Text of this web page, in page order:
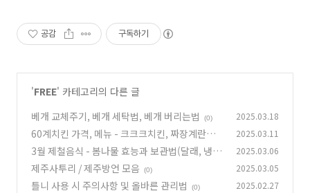
공감 구독하기
'FREE' 카테고리의 다른 글
베개 교체주기, 베개 세탁법, 베개 버리는법
(0) 2025.03.18
60계치킨 가격, 메뉴 - 크크크치킨, 짜장계란치
킨, 호랑이치킨, 크랑이치킨, 간지치킨, 하하핫치
킨, 고추치킨 (0)
2025.03.11
3월 제철음식 - 봄나물 효능과 보관법(달래, 냉
이, 두릅, 쑥, 봄동, 취나물, 미나리)
2025.03.06
제주사투리 / 제주방언 모음 (0) 2025.03.05
틀니 사용 시 주의사항 및 올바른 관리법 (0) 2025.02.27